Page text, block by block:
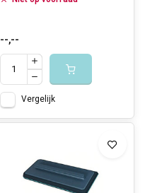
--,--
Vergelijk